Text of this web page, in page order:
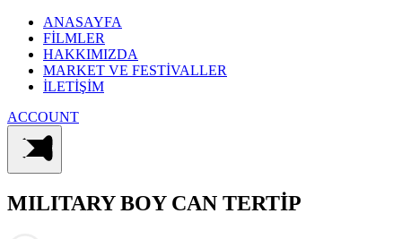
ANASAYFA
FİLMLER
HAKKIMIZDA
MARKET VE FESTİVALLER
İLETİŞİM
ACCOUNT
MILITARY BOY CAN TERTİP